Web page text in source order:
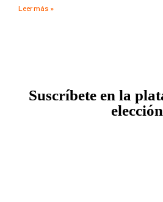
Leer más »
Suscríbete en la
elección